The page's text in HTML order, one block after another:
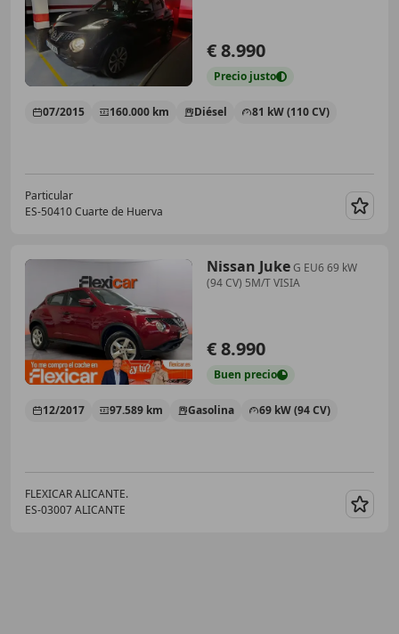
€ 8.990
Precio justo
07/2015 160.000 km Diésel 81 kW (110 CV)
Particular
ES-50410 Cuarte de Huerva
Nissan JukeG EU6 69 kW
(94 CV) 5M/T VISIA
€ 8.990
Buen precio
12/2017 97.589 km Gasolina 69 kW (94 CV)
FLEXICAR ALICANTE.
ES-03007 ALICANTE